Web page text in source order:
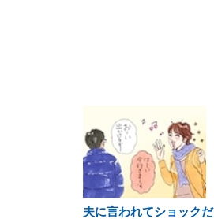
夫に言われてショックだ